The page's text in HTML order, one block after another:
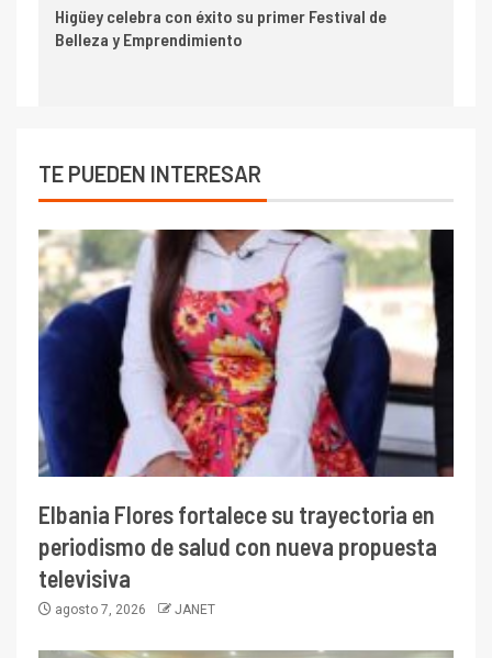
Higüey celebra con éxito su primer Festival de
Belleza y Emprendimiento
TE PUEDEN INTERESAR
Elbania Flores fortalece su trayectoria en
periodismo de salud con nueva propuesta
televisiva
agosto 7, 2026 JANET